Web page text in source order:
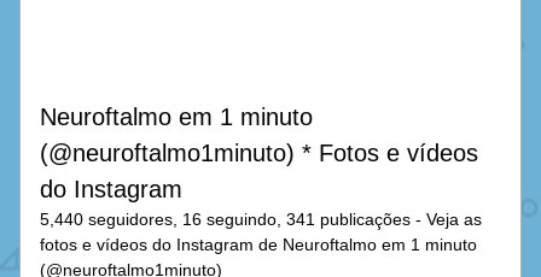
Neuroftalmo em 1 minuto
(@neuroftalmo1minuto) * Fotos e vídeos
do Instagram
5,440 seguidores, 16 seguindo, 341 publicações - Veja as
fotos e vídeos do Instagram de Neuroftalmo em 1 minuto
(@neuroftalmo1minuto)